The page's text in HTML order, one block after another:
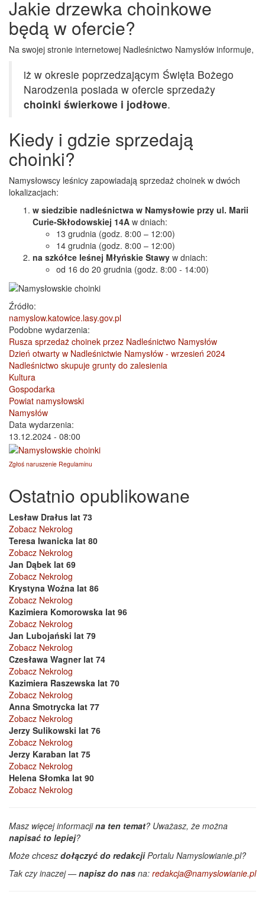
Jakie drzewka choinkowe
będą w ofercie?
Na swojej stronie internetowej Nadleśnictwo Namysłów informuje,
iż w okresie poprzedzającym Święta Bożego
Narodzenia posiada w ofercie sprzedaży
choinki świerkowe i jodłowe.
Kiedy i gdzie sprzedają
choinki?
Namysłowscy leśnicy zapowiadają sprzedaż choinek w dwóch
lokalizacjach:
w siedzibie nadleśnictwa w Namysłowie przy ul. Marii
Curie-Skłodowskiej 14A w dniach:
13 grudnia (godz. 8:00 – 12:00)
14 grudnia (godz. 8:00 – 12:00)
na szkółce leśnej Młyńskie Stawy w dniach:
od 16 do 20 grudnia (godz. 8:00 - 14:00)
Źródło:
namyslow.katowice.lasy.gov.pl
Podobne wydarzenia:
Rusza sprzedaż choinek przez Nadleśnictwo Namysłów
Dzień otwarty w Nadleśnictwie Namysłów - wrzesień 2024
Nadleśnictwo skupuje grunty do zalesienia
Kultura
Gospodarka
Powiat namysłowski
Namysłów
Data wydarzenia:
13.12.2024 - 08:00
Zgłoś naruszenie Regulaminu
Ostatnio opublikowane
Lesław Drałus lat 73
Zobacz Nekrolog
Teresa Iwanicka lat 80
Zobacz Nekrolog
Jan Dąbek lat 69
Zobacz Nekrolog
Krystyna Woźna lat 86
Zobacz Nekrolog
Kazimiera Komorowska lat 96
Zobacz Nekrolog
Jan Lubojański lat 79
Zobacz Nekrolog
Czesława Wagner lat 74
Zobacz Nekrolog
Kazimiera Raszewska lat 70
Zobacz Nekrolog
Anna Smotrycka lat 77
Zobacz Nekrolog
Jerzy Sulikowski lat 76
Zobacz Nekrolog
Jerzy Karaban lat 75
Zobacz Nekrolog
Helena Słomka lat 90
Zobacz Nekrolog
Masz więcej informacjina ten temat? Uważasz, że można
napisać to lepiej?
Może chcesz dołączyć do redakcjiPortalu Namyslowianie.pl?
Tak czy inaczej —napisz do nas na: redakcja@namyslowianie.pl